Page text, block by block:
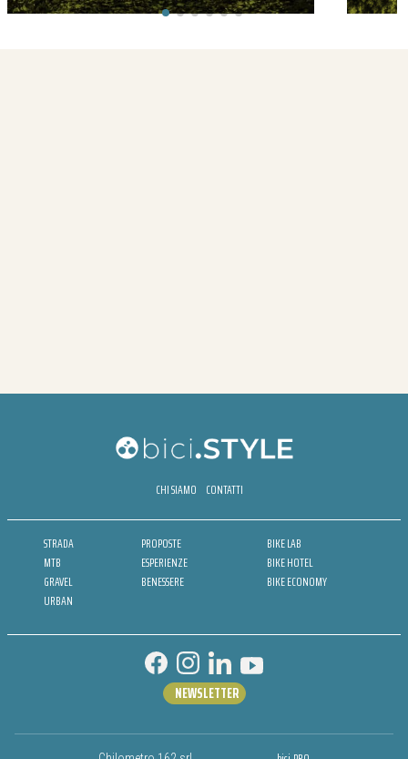
CHI SIAMO CONTATTI
STRADA
MTB
GRAVEL
URBAN
PROPOSTE
ESPERIENZE
BENESSERE
BIKE LAB
BIKE HOTEL
BIKE ECONOMY
NEWSLETTER